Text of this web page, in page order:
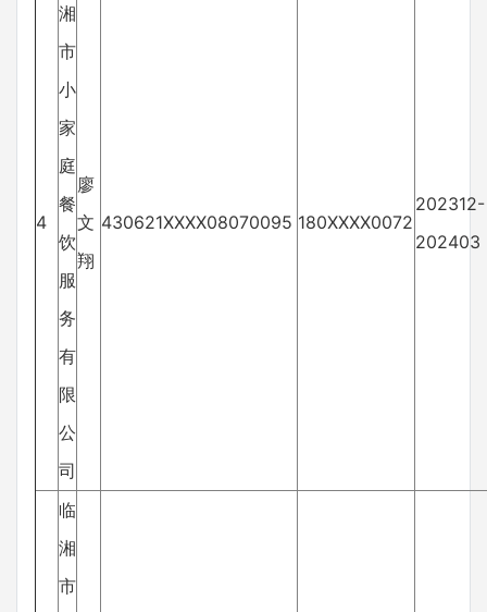
4
湘
市
小
家
庭
餐
饮
服
务
有
限
公
司
廖
文
翔
430621XXXX08070095 180XXXX0072
202312-
202403
临
湘
市